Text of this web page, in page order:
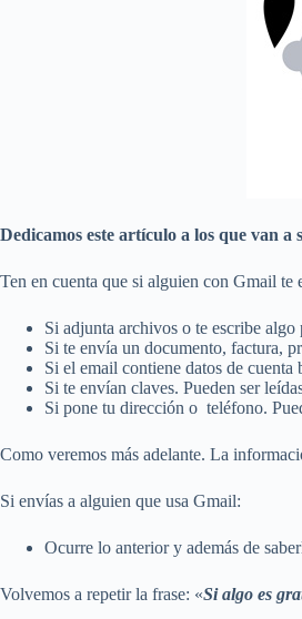
Dedicamos este artículo a los que van a
Ten en cuenta que si alguien con Gmail te
Si adjunta archivos o te escribe algo
Si te envía un documento, factura,
Si el email contiene datos de cuenta
Si te envían claves. Pueden ser
Si pone tu dirección o teléfono.
Como veremos más adelante. La
Si envías a alguien que usa Gmail:
Ocurre lo anterior y además de
Volvemos a repetir la frase: «Si algo es